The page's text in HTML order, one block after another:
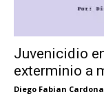
Juvenicidio
exterminio a
Diego Fabian